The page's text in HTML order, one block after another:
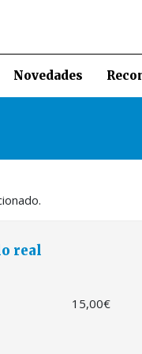
Novedades
real
15,00€